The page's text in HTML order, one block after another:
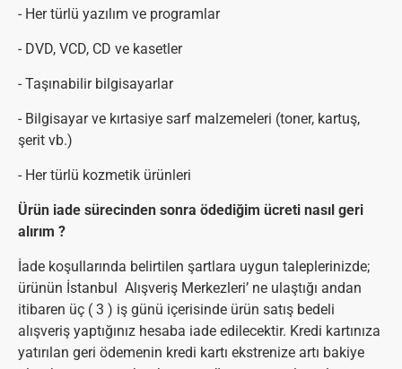
- Her türlü yazılım ve programlar
- DVD, VCD, CD ve kasetler
- Taşınabilir bilgisayarlar
- Bilgisayar ve kırtasiye sarf malzemeleri (toner, kartuş,
şerit vb.)
- Her türlü kozmetik ürünleri
Ürün iade sürecinden sonra ödediğim ücreti nasıl geri
alırım ?
İade koşullarında belirtilen şartlara uygun taleplerinizde;
ürünün İstanbul Alışveriş Merkezleri’ ne ulaştığı andan
itibaren üç ( 3 ) iş günü içerisinde ürün satış bedeli
alışveriş yaptığınız hesaba iade edilecektir. Kredi kartınıza
yatırılan geri ödemenin kredi kartı ekstrenize artı bakiye